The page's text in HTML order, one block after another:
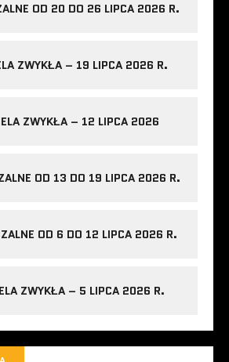
OD 20 DO 26 LIPCA 2026 R.
ZWYKŁA – 19 LIPCA 2026 R.
ZWYKŁA – 12 LIPCA 2026
OD 13 DO 19 LIPCA 2026 R.
OD 6 DO 12 LIPCA 2026 R.
ZWYKŁA – 5 LIPCA 2026 R.